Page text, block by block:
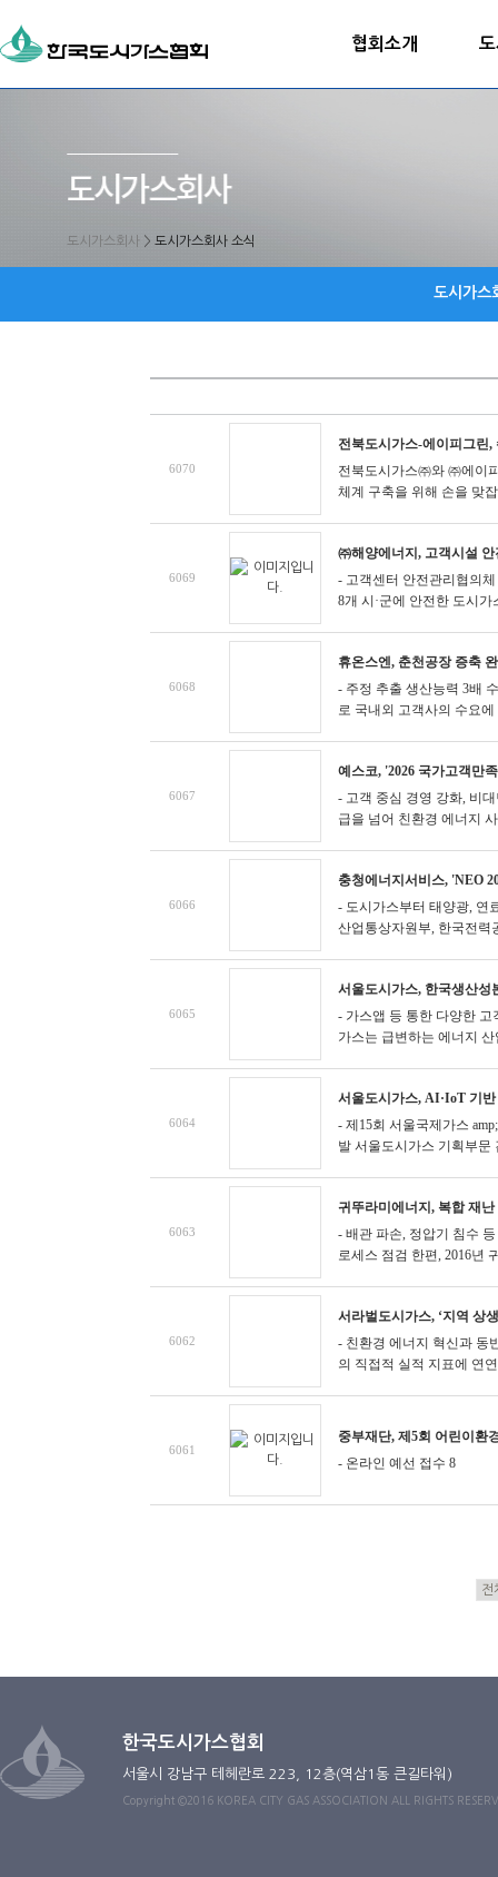
협회소개
도시가스회사 > 도시가스회사 소식
도시가스
6070
전북도시가스-에이피그린,
전북도시가스㈜와 ㈜에이
체계 구축을 위해 손을 맞
6069
㈜해양에너지, 고객시설
- 고객센터 안전관리협의
8개 시·군에 안전한 도시
6068
휴온스엔, 춘천공장 증축
- 주정 추출 생산능력 3배
로 국내외 고객사의 수요
6067
예스코, '2026 국가고객만
- 고객 중심 경영 강화, 비
급을 넘어 친환경 에너지
6066
충청에너지서비스, 'NEO
- 도시가스부터 태양광, 연
산업통상자원부, 한국전력
6065
서울도시가스, 한국생산성
- 가스앱 등 통한 다양한
가스는 급변하는 에너지
6064
서울도시가스, AI·IoT 기
- 제15회 서울국제가스
발 서울도시가스 기획부문
6063
귀뚜라미에너지, 복합 재
- 배관 파손, 정압기 침수
로세스 점검 한편, 2016년
6062
서라벌도시가스, ‘지역 상
- 친환경 에너지 혁신과 동
의 직접적 실적 지표에 연
6061
중부재단, 제5회 어린이환
- 온라인 예선 접수 8
한국도시가스협회
서울시 강남구 테헤란로 223, 12층(역삼1동 큰길타워)
Copyright ©2016 KOREA CITY GAS ASSOCIATION ALL RIGHTS